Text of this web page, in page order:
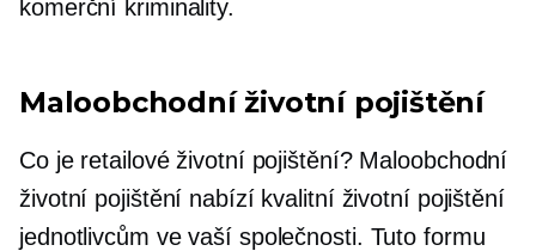
komerční kriminality.
Maloobchodní životní pojištění
Co je retailové životní pojištění? Maloobchodní
životní pojištění nabízí kvalitní životní pojištění
jednotlivcům ve vaší společnosti. Tuto formu